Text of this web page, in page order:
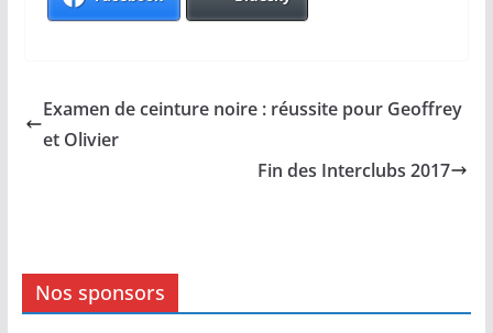
Examen de ceinture noire : réussite pour Geoffrey
et Olivier
Fin des Interclubs 2017
Nos sponsors